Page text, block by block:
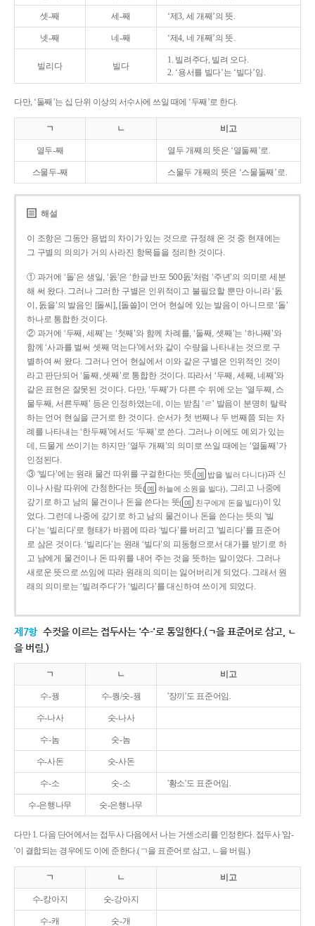
셋-째 세-째 ‘제3, 세 개째’의 뜻.
넷-째 네-째 ‘제4, 네 개째’의 뜻.
빌리다 빌다
1. 빌려주다, 빌려 오다.
2. ‘용서를 빌다’는 ‘빌다’임.
다만, ‘둘째’는 십 단위 이상의 서수사에 쓰일 때에 ‘두째’로 한다.
ㄱ ㄴ 비고
열두-째 열두 개째의 뜻은 ‘열둘째’로.
스물두-째 스물두 개째의 뜻은 ‘스물둘째’로.
해설
이 조항은 그동안 용법의 차이가 있는 것으로 규정해 온 것 중 현재에는
그 구별의 의의가 거의 사라진 항목들을 정리한 것이다.
① 과거에 ‘돌’은 생일, ‘돐’은 ‘한글 반포 500돐’처럼 ‘주년’의 의미로 세분
해 써 왔다. 그러나 그러한 구별은 인위적이고 불필요할 뿐만 아니라 ‘돐
이, 돐을’의 발음인 [돌씨], [돌쓸]이 언어 현실에 있는 발음이 아니므로 ‘돌’
하나로 통합한 것이다.
② 과거에 ‘두째, 세째’는 ‘첫째’와 함께 차례를, ‘둘째, 셋째’는 ‘하나째’와
함께 ‘사과를 벌써 셋째 먹는다’에서와 같이 수량을 나타내는 것으로 구
별하여 써 왔다. 그러나 언어 현실에서 이와 같은 구별은 인위적인 것이
라고 판단되어 ‘둘째, 셋째’로 통합한 것이다. 따라서 ‘두째, 세째, 네째’와
같은 표현은 잘못된 것이다. 다만, ‘두째’가 다른 수 뒤에 오는 ‘열두째, 스
물두째, 서른두째’ 등은 인정하였는데, 이는 받침 ‘ㄹ’ 발음이 분명히 탈락
하는 언어 현실을 근거로 한 것이다. 순서가 첫 번째나 두 번째쯤 되는 차
례를 나타내는 ‘한두째’에서도 ‘두째’로 쓴다. 그러나 이에도 예외가 있는
데, 드물게 쓰이기는 하지만 ‘열두 개째’의 의미로 쓰일 때에는 ‘열둘째’가
인정된다.
③ ‘빌다’에는 원래 물건 따위를 구걸한다는 뜻( 예 밥을 빌러 다니다)과 신
이나 사람 따위에 간청한다는 뜻( 예 하늘에 소원을 빌다), 그리고 나중에
갚기로 하고 남의 물건이나 돈을 쓴다는 뜻( 예 친구에게 돈을 빌다)이 있
었다. 그런데 나중에 갚기로 하고 남의 물건이나 돈을 쓴다는 뜻의 ‘빌
다’는 ‘빌리다’로 형태가 바뀜에 따라 ‘빌다’를 버리고 ‘빌리다’를 표준어
로 삼은 것이다. ‘빌리다’는 원래 ‘빌다’의 피동형으로서 대가를 받기로 하
고 남에게 물건이나 돈 따위를 내어 주는 것을 뜻하는 말이었다. 그러나
새로운 뜻으로 쓰임에 따라 원래의 의미는 잃어버리게 되었다. 그래서 원
래의 의미로는 ‘빌려주다’가 ‘빌리다’를 대신하여 쓰이게 되었다.
제7항 수컷을 이르는 접두사는 '수-'로 통일한다.(ㄱ을 표준어로 삼고, ㄴ
을 버림.)
ㄱ ㄴ 비고
수-꿩 수-퀑/숫-꿩 '장끼'도 표준어임.
수-나사 숫-나사
수-놈 숫-놈
수-사돈 숫-사돈
수-소 숫-소 '황소'도 표준어임.
수-은행나무 숫-은행나무
다만 1. 다음 단어에서는 접두사 다음에서 나는 거센소리를 인정한다. 접두사 '암-
'이 결합되는 경우에도 이에 준한다.(ㄱ을 표준어로 삼고, ㄴ을 버림.)
ㄱ ㄴ 비고
수-캉아지 숫-강아지
수-캐 숫-개